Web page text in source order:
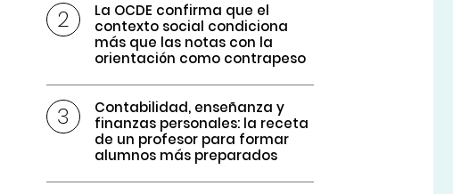
La OCDE confirma que el
contexto social condiciona
más que las notas con la
orientación como contrapeso
Contabilidad, enseñanza y
finanzas personales: la receta
de un profesor para formar
alumnos más preparados